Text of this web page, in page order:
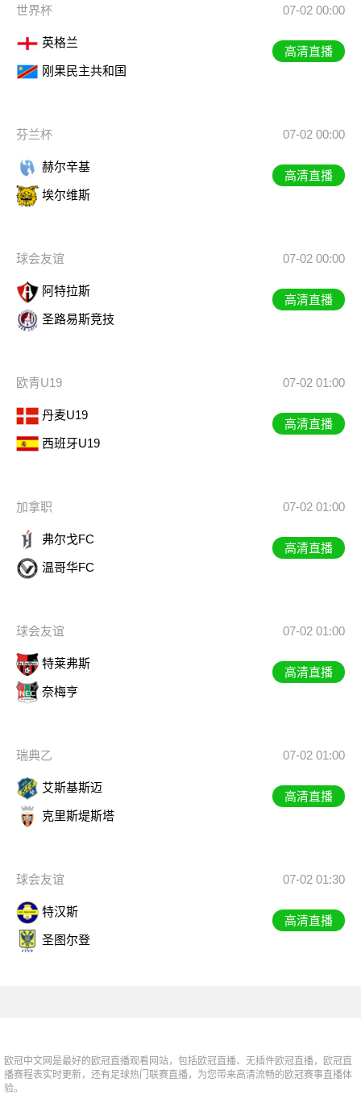
世界杯 07-02 00:00
英格兰
刚果民主共和国
高清直播
芬兰杯 07-02 00:00
赫尔辛基
埃尔维斯
高清直播
球会友谊 07-02 00:00
阿特拉斯
圣路易斯竞技
高清直播
欧青U19 07-02 01:00
丹麦U19
西班牙U19
高清直播
加拿职 07-02 01:00
弗尔戈FC
温哥华FC
高清直播
球会友谊 07-02 01:00
特莱弗斯
奈梅亨
高清直播
瑞典乙 07-02 01:00
艾斯基斯迈
克里斯堤斯塔
高清直播
球会友谊 07-02 01:30
特汉斯
圣图尔登
高清直播
欧冠中文网是最好的欧冠直播观看网站，包括欧冠直播、无插件欧冠直播，欧冠直
播赛程表实时更新，还有足球热门联赛直播，为您带来高清流畅的欧冠赛事直播体
验。